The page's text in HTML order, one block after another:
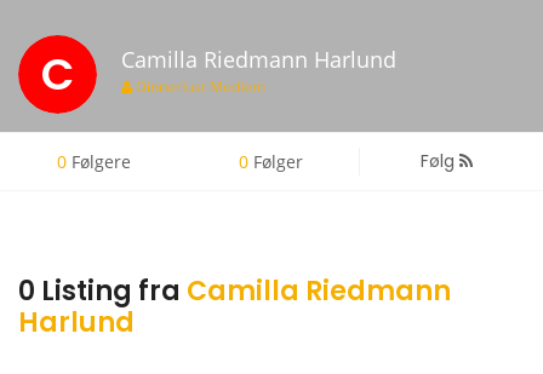
C Camilla Riedmann Harlund
Dinnerlust Medlem
0 Følgere 0 Følger Følg
0 Listing fra Camilla Riedmann
Harlund